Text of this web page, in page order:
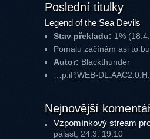
Poslední titulky
Legend of the Sea Devils
Stav překladu: 1%
Pomalu začínám asi to
Autor: Blackthunder
…p.iP.WEB-
Nejnovější
Vzpomínkový stream
palast, 24.3. 19:10